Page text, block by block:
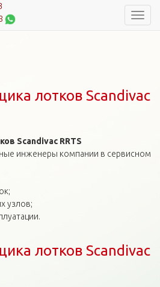
лотков Scandivac
Scandivac RRTS
инженеры компании в сервисном
узлов;
лотков Scandivac